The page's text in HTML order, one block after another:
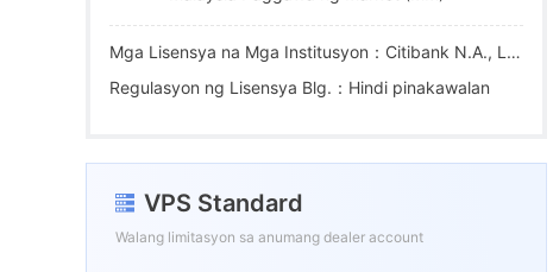
5
6
7
8
Mga Lisensya na Mga Institusyon：Citibank N.A., Labuan Branch ( Labuan Bank )
Regulasyon ng Lisensya Blg.：Hindi pinakawalan
VPS Standard
Walang limitasyon sa anumang dealer account